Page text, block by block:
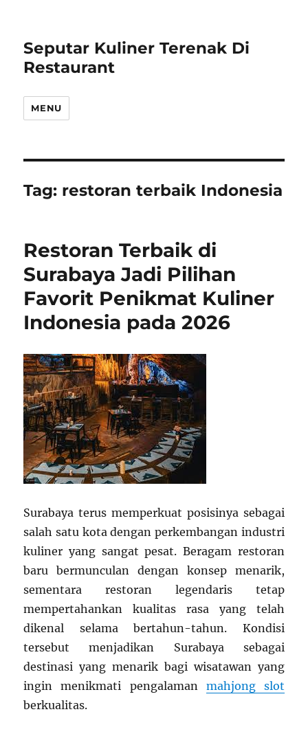
Seputar Kuliner Terenak Di
Restaurant
MENU
Tag: restoran terbaik Indonesia
Restoran Terbaik di
Surabaya Jadi Pilihan
Favorit Penikmat Kuliner
Indonesia pada 2026
Surabaya terus memperkuat posisinya sebagai
salah satu kota dengan perkembangan industri
kuliner yang sangat pesat. Beragam restoran
baru bermunculan dengan konsep menarik,
sementara restoran legendaris tetap
mempertahankan kualitas rasa yang telah
dikenal selama bertahun-tahun. Kondisi
tersebut menjadikan Surabaya sebagai
destinasi yang menarik bagi wisatawan yang
ingin menikmati pengalaman mahjong slot
berkualitas.